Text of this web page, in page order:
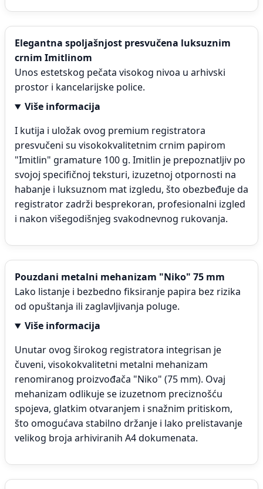
Elegantna spoljašnjost presvučena luksuznim
crnim Imitlinom
Unos estetskog pečata visokog nivoa u arhivski
prostor i kancelarijske police.
Više informacija
I kutija i uložak ovog premium registratora
presvučeni su visokokvalitetnim crnim papirom
"Imitlin" gramature 100 g. Imitlin je prepoznatljiv po
svojoj specifičnoj teksturi, izuzetnoj otpornosti na
habanje i luksuznom mat izgledu, što obezbeđuje da
registrator zadrži besprekoran, profesionalni izgled
i nakon višegodišnjeg svakodnevnog rukovanja.
Pouzdani metalni mehanizam "Niko" 75 mm
Lako listanje i bezbedno fiksiranje papira bez rizika
od opuštanja ili zaglavljivanja poluge.
Više informacija
Unutar ovog širokog registratora integrisan je
čuveni, visokokvalitetni metalni mehanizam
renomiranog proizvođača "Niko" (75 mm). Ovaj
mehanizam odlikuje se izuzetnom preciznošću
spojeva, glatkim otvaranjem i snažnim pritiskom,
što omogućava stabilno držanje i lako prelistavanje
velikog broja arhiviranih A4 dokumenata.